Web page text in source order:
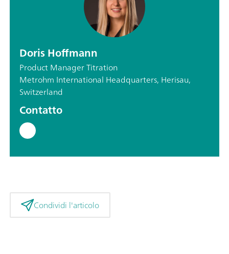
Doris Hoffmann
Product Manager Titration
Metrohm International Headquarters, Herisau,
Switzerland
Contatto
Condividi l'articolo